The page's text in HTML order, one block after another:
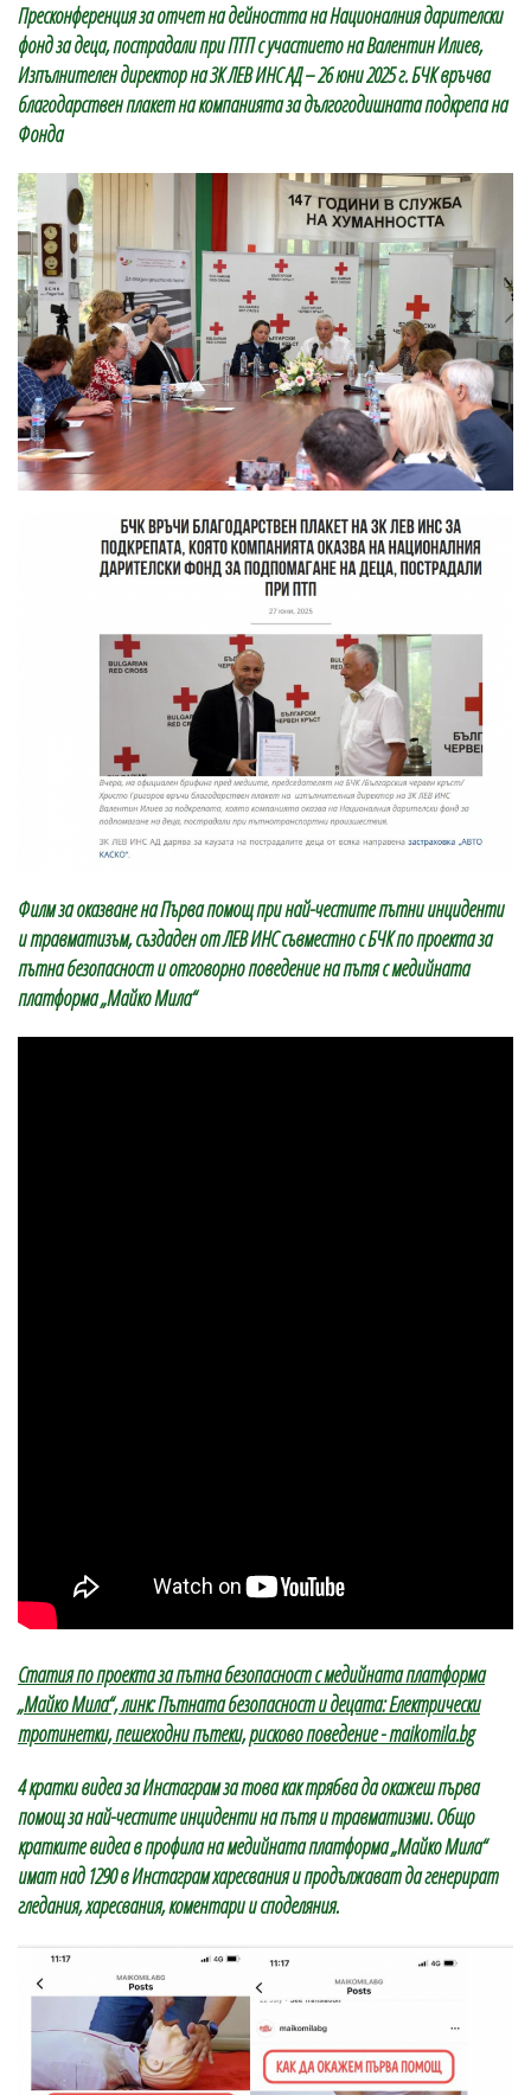
Пресконференция за отчет на дейността на Националния дарителски
фонд за деца, пострадали при ПТП с участието на Валентин Илиев,
Изпълнителен директор на ЗК ЛЕВ ИНС АД – 26 юни 2025 г. БЧК връчва
благодарствен плакет на компанията за дългогодишната подкрепа на
Фонда
Филм за оказване на Първа помощ при най-честите пътни инциденти
и травматизъм, създаден от ЛЕВ ИНС съвместно с БЧК по проекта за
пътна безопасност и отговорно поведение на пътя с медийната
платформа „Майко Мила“
Статия по проекта за пътна безопасност с медийната платформа
„Майко Мила“, линк: Пътната безопасност и децата: Електрически
тротинетки, пешеходни пътеки, рисково поведение - maikomila.bg
4 кратки видеа за Инстаграм за това как трябва да окажеш първа
помощ за най-честите инциденти на пътя и травматизми. Общо
кратките видеа в профила на медийната платформа „Майко Мила“
имат над 1290 в Инстаграм харесвания и продължават да генерират
гледания, харесвания, коментари и споделяния.